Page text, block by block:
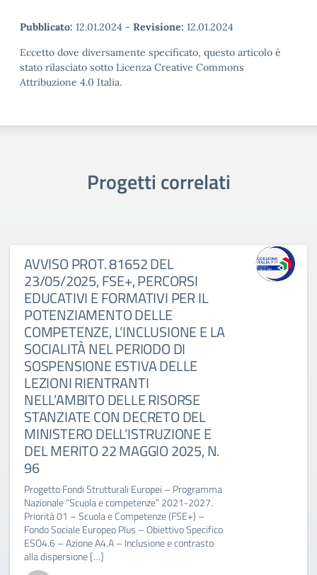
Pubblicato: 12.01.2024 - Revisione: 12.01.2024
Eccetto dove diversamente specificato, questo articolo è
stato rilasciato sotto Licenza Creative Commons
Attribuzione 4.0 Italia.
Progetti correlati
AVVISO PROT. 81652 DEL
23/05/2025, FSE+, PERCORSI
EDUCATIVI E FORMATIVI PER IL
POTENZIAMENTO DELLE
COMPETENZE, L’INCLUSIONE E LA
SOCIALITÀ NEL PERIODO DI
SOSPENSIONE ESTIVA DELLE
LEZIONI RIENTRANTI
NELL’AMBITO DELLE RISORSE
STANZIATE CON DECRETO DEL
MINISTERO DELL’ISTRUZIONE E
DEL MERITO 22 MAGGIO 2025, N.
96
Progetto Fondi Strutturali Europei – Programma
Nazionale “Scuola e competenze” 2021-2027.
Priorità 01 – Scuola e Competenze (FSE+) –
Fondo Sociale Europeo Plus – Obiettivo Specifico
ESO4.6 – Azione A4.A – Inclusione e contrasto
alla dispersione […]